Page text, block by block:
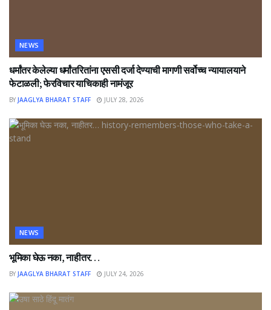
NEWS
धर्मांतर केलेल्या धर्मांतरितांना एससी दर्जा देण्याची मागणी सर्वोच्च न्यायालयाने
फेटाळली; फेरविचार याचिकाही नामंजूर
BY JAAGLYA BHARAT STAFF JULY 28, 2026
NEWS
भूमिका घेऊ नका, नाहीतर…
BY JAAGLYA BHARAT STAFF JULY 24, 2026